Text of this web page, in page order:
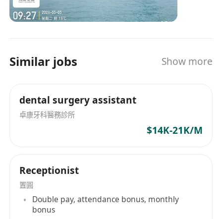
Similar jobs Show more
dental surgery assistant
卓康牙科醫務診所
$14K-21K/M
Receptionist
置圓
Double pay, attendance bonus, monthly
bonus